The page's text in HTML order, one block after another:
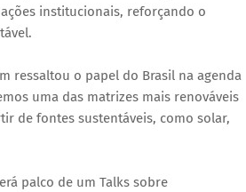
institucionais, reforçando o
ressaltou o papel do Brasil na agenda
uma das matrizes mais renováveis
de fontes sustentáveis, como solar,
palco de um Talks sobre